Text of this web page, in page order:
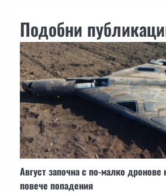
Подобни
Август започна с по-малко дронове
повече попадения